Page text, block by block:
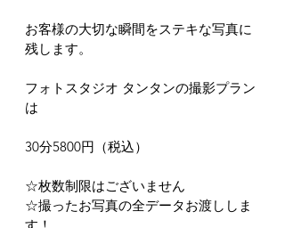
お客様の大切な瞬間をステキな写真に
残します。
フォトスタジオ タンタンの撮影プラン
は
30分5800円（税込）
☆枚数制限はございません
☆撮ったお写真の全データお渡ししま